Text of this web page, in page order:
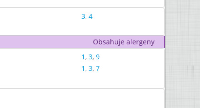
3, 4
Obsahuje alergeny
1, 3, 9
1, 3, 7